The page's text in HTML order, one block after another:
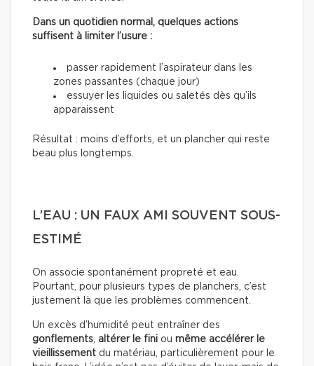
Dans un quotidien normal, quelques actions
suffisent à limiter l’usure :
passer rapidement l’aspirateur dans les
zones passantes (chaque jour)
essuyer les liquides ou saletés dès qu’ils
apparaissent
Résultat : moins d’efforts, et un plancher qui reste
beau plus longtemps.
L’EAU : UN FAUX AMI SOUVENT SOUS-
ESTIMÉ
On associe spontanément propreté et eau.
Pourtant, pour plusieurs types de planchers, c’est
justement là que les problèmes commencent.
Un excès d’humidité peut entraîner des
gonflements altérer le fini ou même accélérer le
vieillissement du matériau, particulièrement pour le